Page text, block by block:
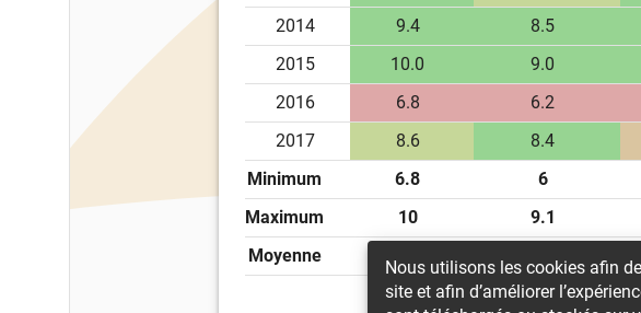
2014
9.4 8.5
2015
10.0 9.0
2016
6.8 6.2
2017
8.6 8.4
Minimum
6.8 6
Maximum
10 9.1
Moyenne
Nous utilisons les cookies afin
site et afin d’améliorer